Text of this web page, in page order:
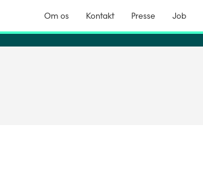
Om os Kontakt Presse Job